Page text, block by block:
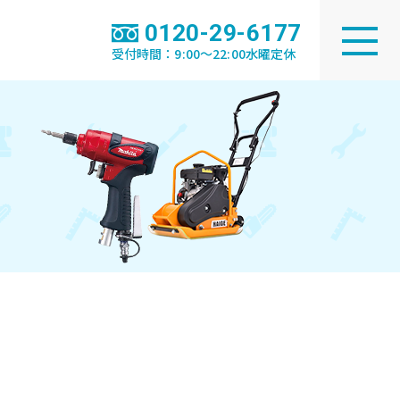
0120-29-6177
受付時間：9:00～22:00水曜定休